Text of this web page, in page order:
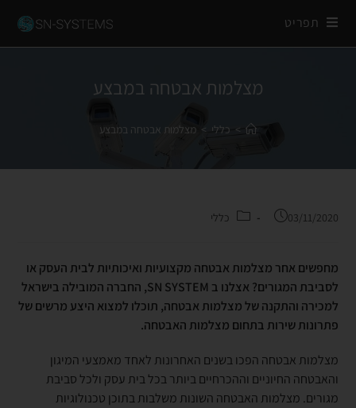
תפריט
מצלמות אבטחה במבצע
> כללי > מצלמות אבטחה במבצע
03/11/2020 כללי
מחפשים אחר מצלמות אבטחה מקצועיות ואיכותיות לבית העסק או
לסביבת המגורים? אצלנו ב SN SYSTEM, החברה המובילה בישראל
למכירה והתקנה של מצלמות אבטחה, תוכלו למצוא היצע מרשים של
פתרונות שירות בתחום מצלמות האבטחה.
מצלמות אבטחה הפכו בשנים האחרונות לאחד מאמצעי המיגון
והאבטחה החיוניים וההכרחיים ביותר בכל בית עסק ולכל סביבת
מגורים. מצלמות האבטחה השונות משלבות בתוכן טכנולוגיות